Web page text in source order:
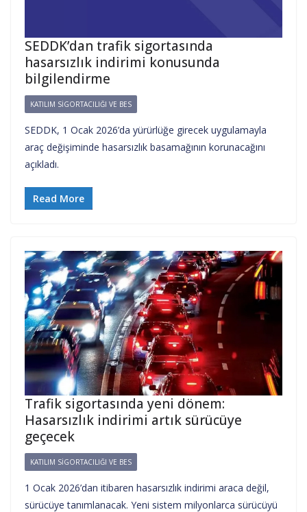
SEDDK’dan trafik sigortasında
hasarsızlık indirimi konusunda
bilgilendirme
KATILIM SIGORTACILIĞI VE BES
SEDDK, 1 Ocak 2026’da yürürlüğe girecek uygulamayla
araç değişiminde hasarsızlık basamağının korunacağını
açıkladı.
Read More
Trafik sigortasında yeni dönem:
Hasarsızlık indirimi artık sürücüye
geçecek
KATILIM SIGORTACILIĞI VE BES
1 Ocak 2026’dan itibaren hasarsızlık indirimi araca değil,
sürücüye tanımlanacak. Yeni sistem milyonlarca sürücüyü